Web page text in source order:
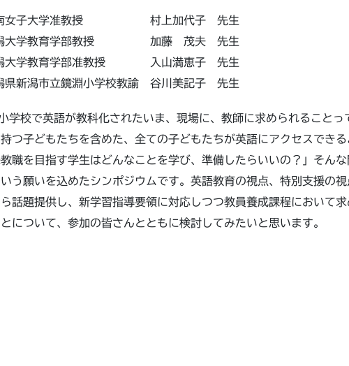
女子大学准教授 村上加代子 先生
潟大学教育学部教授 加藤 茂夫 先生
育学部准教授 入山満恵子 先生
立鏡淵小学校教諭 谷川美記子 先生
校で英語が教科化されたいま、現場に、教師に求められることっ
持つ子どもたちを含めた、全ての子どもたちが英語にアクセスできる
職を目指す学生はどんなことを学び、準備したらいいの？」そん
う願いを込めたシンポジウムです。英語教育の視点、特別支援の
話題提供し、新学習指導要領に対応しつつ教員養成課程において求
について、参加の皆さんとともに検討してみたいと思います。